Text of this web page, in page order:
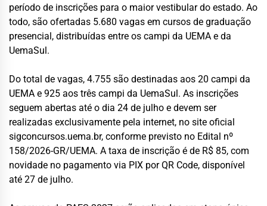
período de inscrições para o maior vestibular do estado. Ao
todo, são ofertadas 5.680 vagas em cursos de graduação
presencial, distribuídas entre os campi da UEMA e da
UemaSul.
Do total de vagas, 4.755 são destinadas aos 20 campi da
UEMA e 925 aos três campi da UemaSul. As inscrições
seguem abertas até o dia 24 de julho e devem ser
realizadas exclusivamente pela internet, no site oficial
sigconcursos.uema.br, conforme previsto no Edital nº
158/2026-GR/UEMA. A taxa de inscrição é de R$ 85, com
novidade no pagamento via PIX por QR Code, disponível
até 27 de julho.